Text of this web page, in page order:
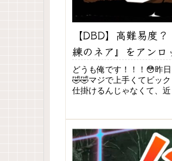
【DBD】高難易度
練のネア』をアンロ
どうも俺です！！！😳昨
🤣🤣マジで上手くてビッ
仕掛けるんじゃなくて、